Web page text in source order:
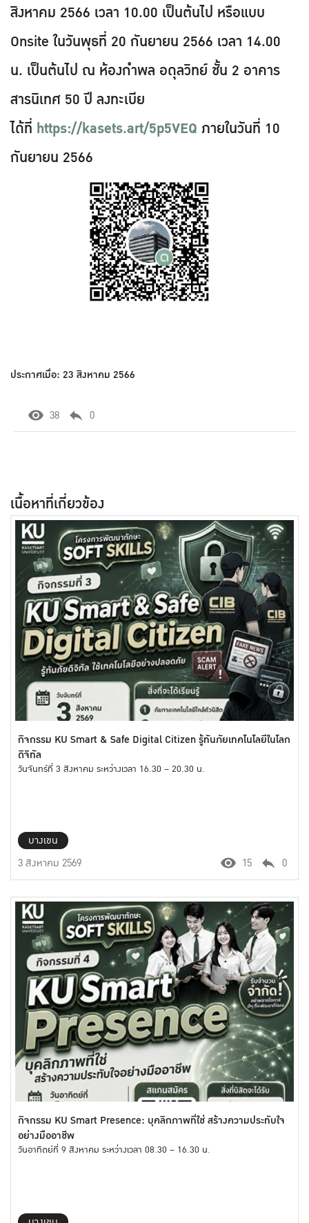
สิงหาคม 2566 เวลา 10.00 เป็นต้นไป หรือแบบ
Onsite ในวันพุธที่ 20 กันยายน 2566 เวลา 14.00
น. เป็นต้นไป ณ ห้องกำพล อดุลวิทย์ ชั้น 2 อาคาร
สารนิเทศ 50 ปี ลงทะเบีย
ได้ที่ https://kasets.art/5p5VEQ ภายในวันที่ 10
กันยายน 2566
ประกาศเมื่อ: 23 สิงหาคม 2566
38 0
เนื้อหาที่เกี่ยวข้อง
กิจกรรม KU Smart & Safe Digital Citizen รู้ทันภัยเทคโนโลยีในโลก
ดิจิทัล
วันจันทร์ที่ 3 สิงหาคม ระหว่างเวลา 16.30 – 20.30 น.
บางเขน
3 สิงหาคม 2569
15 0
กิจกรรม KU Smart Presence: บุคลิกภาพที่ใช่ สร้างความประทับใจ
อย่างมืออาชีพ
วันอาทิตย์ที่ 9 สิงหาคม ระหว่างเวลา 08.30 – 16.30 น.